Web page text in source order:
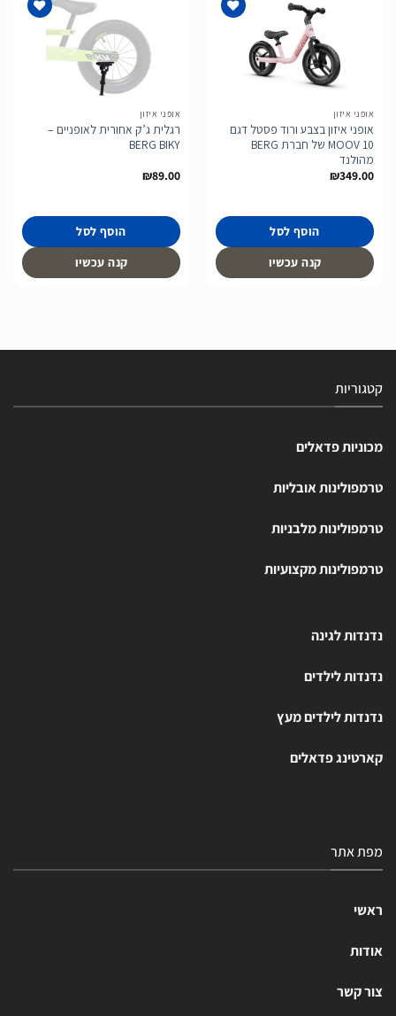
אופני איזון
אופני איזון בצבע ורוד פסטל דגם
MOOV 10 של חברת BERG
מהולנד
₪349.00
הוסף לסל
קנה עכשיו
אופני איזון
רגלית ג’ק אחורית לאופניים –
BERG BIKY
₪89.00
הוסף לסל
קנה עכשיו
קטגוריות
מכוניות פדאלים
טרמפולינות אובליות
טרמפולינות מלבניות
טרמפולינות מקצועיות
נדנדות לגינה
נדנדות לילדים
נדנדות לילדים מעץ
קארטינג פדאלים
מפת אתר
ראשי
אודות
צור קשר